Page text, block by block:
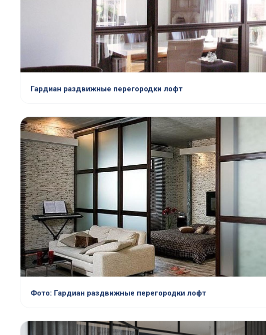
Гардиан раздвижные перегородки лофт
Фото: Гардиан раздвижные перегородки лофт